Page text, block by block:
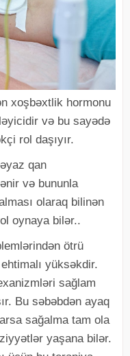
xoşbəxtlik hormonu
və bu sayədə
rol daşıyır.
qan
və bununla
olaraq bilinən
oynaya bilər..
ötrü
yüksəkdir.
sağlam
Bu səbəbdən ayaq
sağalma tam ola
yaşana bilər.